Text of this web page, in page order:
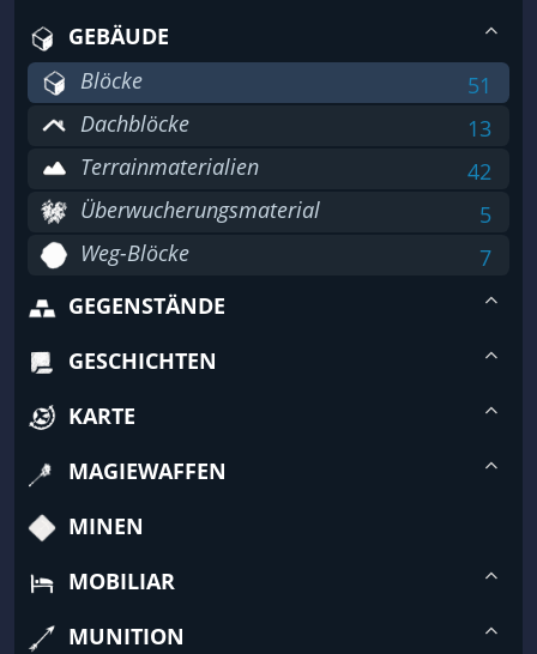
GEBÄUDE
Blöcke
51
Dachblöcke
13
Terrainmaterialien
42
Überwucherungsmaterial
5
Weg-Blöcke
7
GEGENSTÄNDE
GESCHICHTEN
KARTE
MAGIEWAFFEN
MINEN
MOBILIAR
MUNITION